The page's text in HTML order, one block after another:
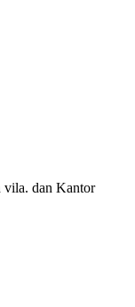
vila. dan Kantor